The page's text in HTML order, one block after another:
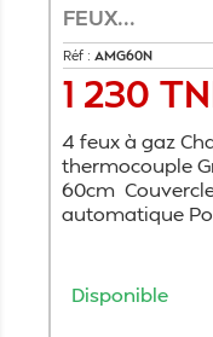
FEUX...
Réf : AMG60N
Prix
1 230
4 feux à gaz
thermocouple
60cm
automatique
Disponible